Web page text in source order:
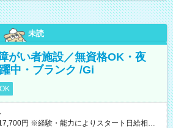
未読
がい者施設／無資格OK・夜
中・ブランク /Gi
円 ※経験・能力によりスタート日給相談